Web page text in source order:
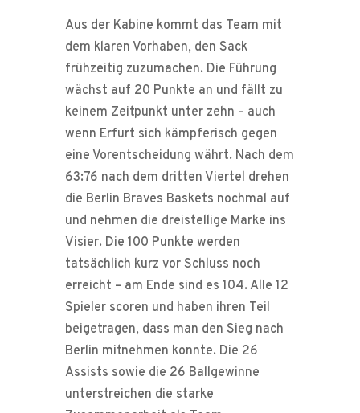
Aus der Kabine kommt das Team mit
dem klaren Vorhaben, den Sack
frühzeitig zuzumachen. Die Führung
wächst auf 20 Punkte an und fällt zu
keinem Zeitpunkt unter zehn – auch
wenn Erfurt sich kämpferisch gegen
eine Vorentscheidung währt. Nach dem
63:76 nach dem dritten Viertel drehen
die Berlin Braves Baskets nochmal auf
und nehmen die dreistellige Marke ins
Visier. Die 100 Punkte werden
tatsächlich kurz vor Schluss noch
erreicht – am Ende sind es 104. Alle 12
Spieler scoren und haben ihren Teil
beigetragen, dass man den Sieg nach
Berlin mitnehmen konnte. Die 26
Assists sowie die 26 Ballgewinne
unterstreichen die starke